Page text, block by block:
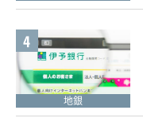
4
地銀